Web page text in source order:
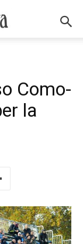
Como-
la